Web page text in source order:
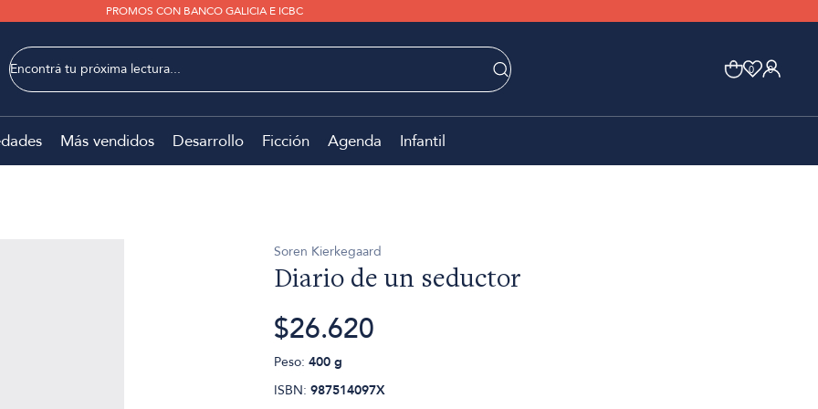
PROMOS CON BANCO GALICIA E ICBC
0 0
Más vendidos Desarrollo Ficción Agenda Infantil
Soren Kierkegaard
Diario de un seductor
$26.620
Peso: 400 g
ISBN: 987514097X